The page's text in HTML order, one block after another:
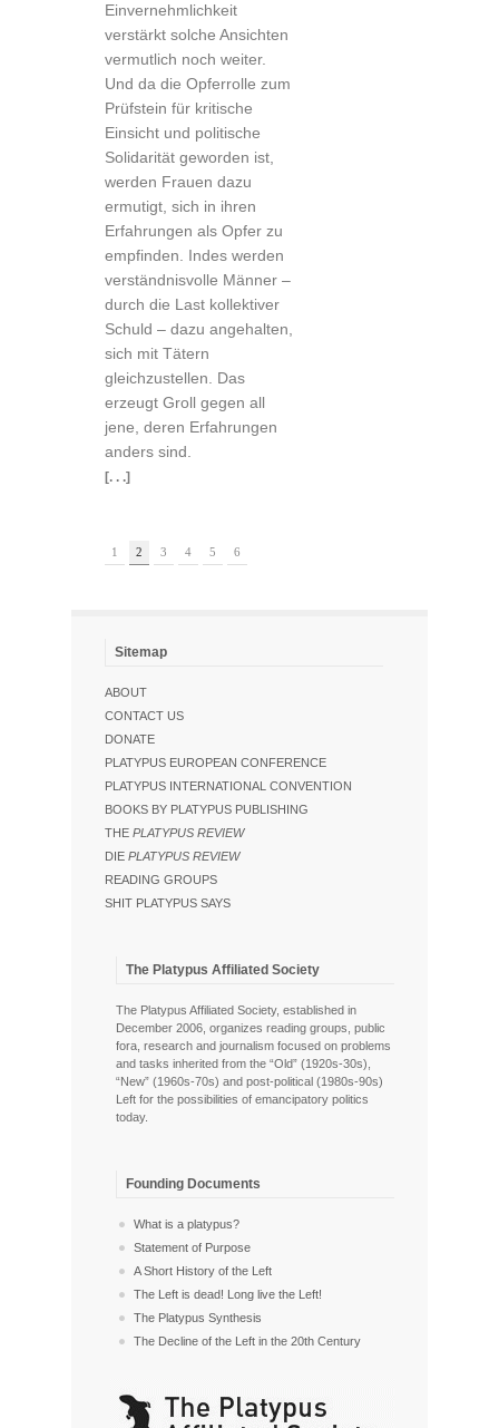
Einvernehmlichkeit
verstärkt solche Ansichten
vermutlich noch weiter.
Und da die Opferrolle zum
Prüfstein für kritische
Einsicht und politische
Solidarität geworden ist,
werden Frauen dazu
ermutigt, sich in ihren
Erfahrungen als Opfer zu
empfinden. Indes werden
verständnisvolle Männer –
durch die Last kollektiver
Schuld – dazu angehalten,
sich mit Tätern
gleichzustellen. Das
erzeugt Groll gegen all
jene, deren Erfahrungen
anders sind.
[. . .]
1 2 3 4 5 6
Sitemap
ABOUT
CONTACT US
DONATE
PLATYPUS EUROPEAN CONFERENCE
PLATYPUS INTERNATIONAL CONVENTION
BOOKS BY PLATYPUS PUBLISHING
THE PLATYPUS REVIEW
DIE PLATYPUS REVIEW
READING GROUPS
SHIT PLATYPUS SAYS
The Platypus Affiliated Society
The Platypus Affiliated Society, established in
December 2006, organizes reading groups, public
fora, research and journalism focused on problems
and tasks inherited from the “Old” (1920s-30s),
“New” (1960s-70s) and post-political (1980s-90s)
Left for the possibilities of emancipatory politics
today.
Founding Documents
What is a platypus?
Statement of Purpose
A Short History of the Left
The Left is dead! Long live the Left!
The Platypus Synthesis
The Decline of the Left in the 20th Century